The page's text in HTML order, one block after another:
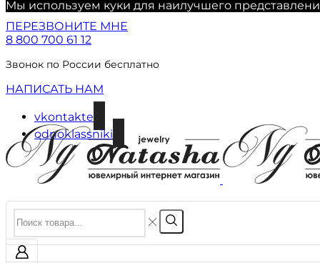
Мы используем куки для наилучшего
ПЕРЕЗВОНИТЕ МНЕ
8 800 700 61 12
Звонок по России бесплатно
НАПИСАТЬ НАМ
vkontakte
odnoklassniki